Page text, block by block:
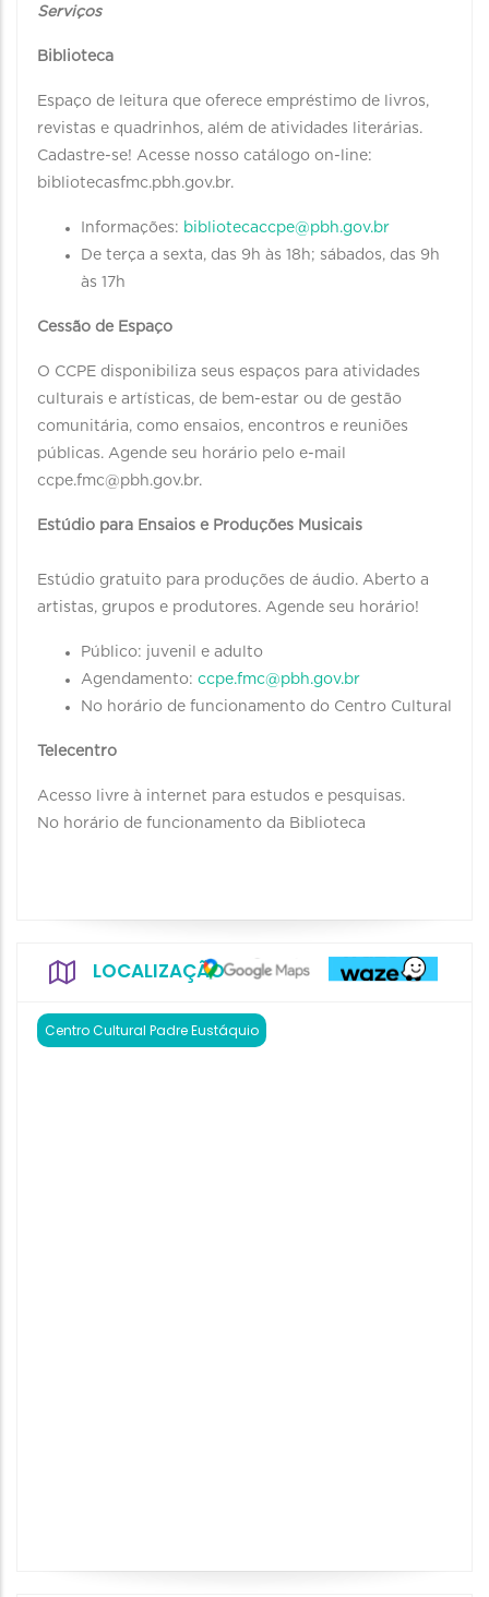
Serviços
Biblioteca
Espaço de leitura que oferece empréstimo de livros,
revistas e quadrinhos, além de atividades literárias.
Cadastre-se! Acesse nosso catálogo on-line:
bibliotecasfmc.pbh.gov.br.
Informações: bibliotecaccpe@pbh.gov.br
De terça a sexta, das 9h às 18h; sábados, das 9h
às 17h
Cessão de Espaço
O CCPE disponibiliza seus espaços para atividades
culturais e artísticas, de bem-estar ou de gestão
comunitária, como ensaios, encontros e reuniões
públicas. Agende seu horário pelo e-mail
ccpe.fmc@pbh.gov.br.
Estúdio para Ensaios e Produções Musicais
Estúdio gratuito para produções de áudio. Aberto a
artistas, grupos e produtores. Agende seu horário!
Público: juvenil e adulto
Agendamento: ccpe.fmc@pbh.gov.br
No horário de funcionamento do Centro Cultural
Telecentro
Acesso livre à internet para estudos e pesquisas.
No horário de funcionamento da Biblioteca
LOCALIZAÇÃO
Centro Cultural Padre Eustáquio